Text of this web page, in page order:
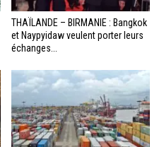
THAÏLANDE – BIRMANIE : Bangkok
et Naypyidaw veulent porter leurs
échanges...